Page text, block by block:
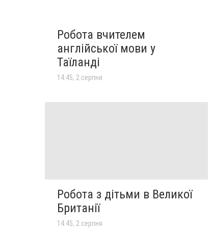
Робота вчителем
англійської мови у
Таїланді
14:45, 2 серпня
Робота з дітьми в Великої
Британії
14:45, 2 серпня